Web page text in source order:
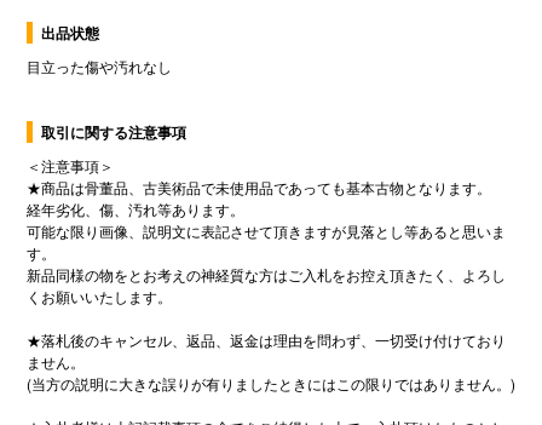
出品状態
目立った傷や汚れなし
取引に関する注意事項
＜注意事項＞
★商品は骨董品、古美術品で未使用品であっても基本古物となります。
経年劣化、傷、汚れ等あります。
可能な限り画像、説明文に表記させて頂きますが見落とし等あると思いま
す。
新品同様の物をとお考えの神経質な方はご入札をお控え頂きたく、よろし
くお願いいたします。
★落札後のキャンセル、返品、返金は理由を問わず、一切受け付けており
ません。
(当方の説明に大きな誤りが有りましたときにはこの限りではありません。)